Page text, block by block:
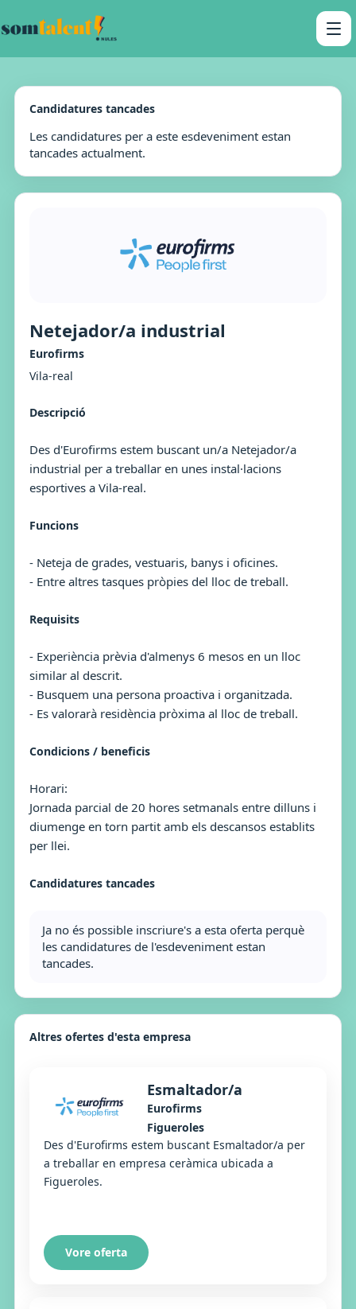
Candidatures tancades
Les candidatures per a este esdeveniment estan
tancades actualment.
Netejador/a industrial
Eurofirms
Vila-real
Descripció
Des d'Eurofirms estem buscant un/a Netejador/a
industrial per a treballar en unes instal·lacions
esportives a Vila-real.
Funcions
- Neteja de grades, vestuaris, banys i oficines.
- Entre altres tasques pròpies del lloc de treball.
Requisits
- Experiència prèvia d'almenys 6 mesos en un lloc
similar al descrit.
- Busquem una persona proactiva i organitzada.
- Es valorarà residència pròxima al lloc de treball.
Condicions / beneficis
Horari:
Jornada parcial de 20 hores setmanals entre dilluns i
diumenge en torn partit amb els descansos establits
per llei.
Candidatures tancades
Ja no és possible inscriure's a esta oferta perquè
les candidatures de l'esdeveniment estan
tancades.
Altres ofertes d'esta empresa
Esmaltador/a
Eurofirms
Figueroles
Des d'Eurofirms estem buscant Esmaltador/a per
a treballar en empresa ceràmica ubicada a
Figueroles.
Vore oferta